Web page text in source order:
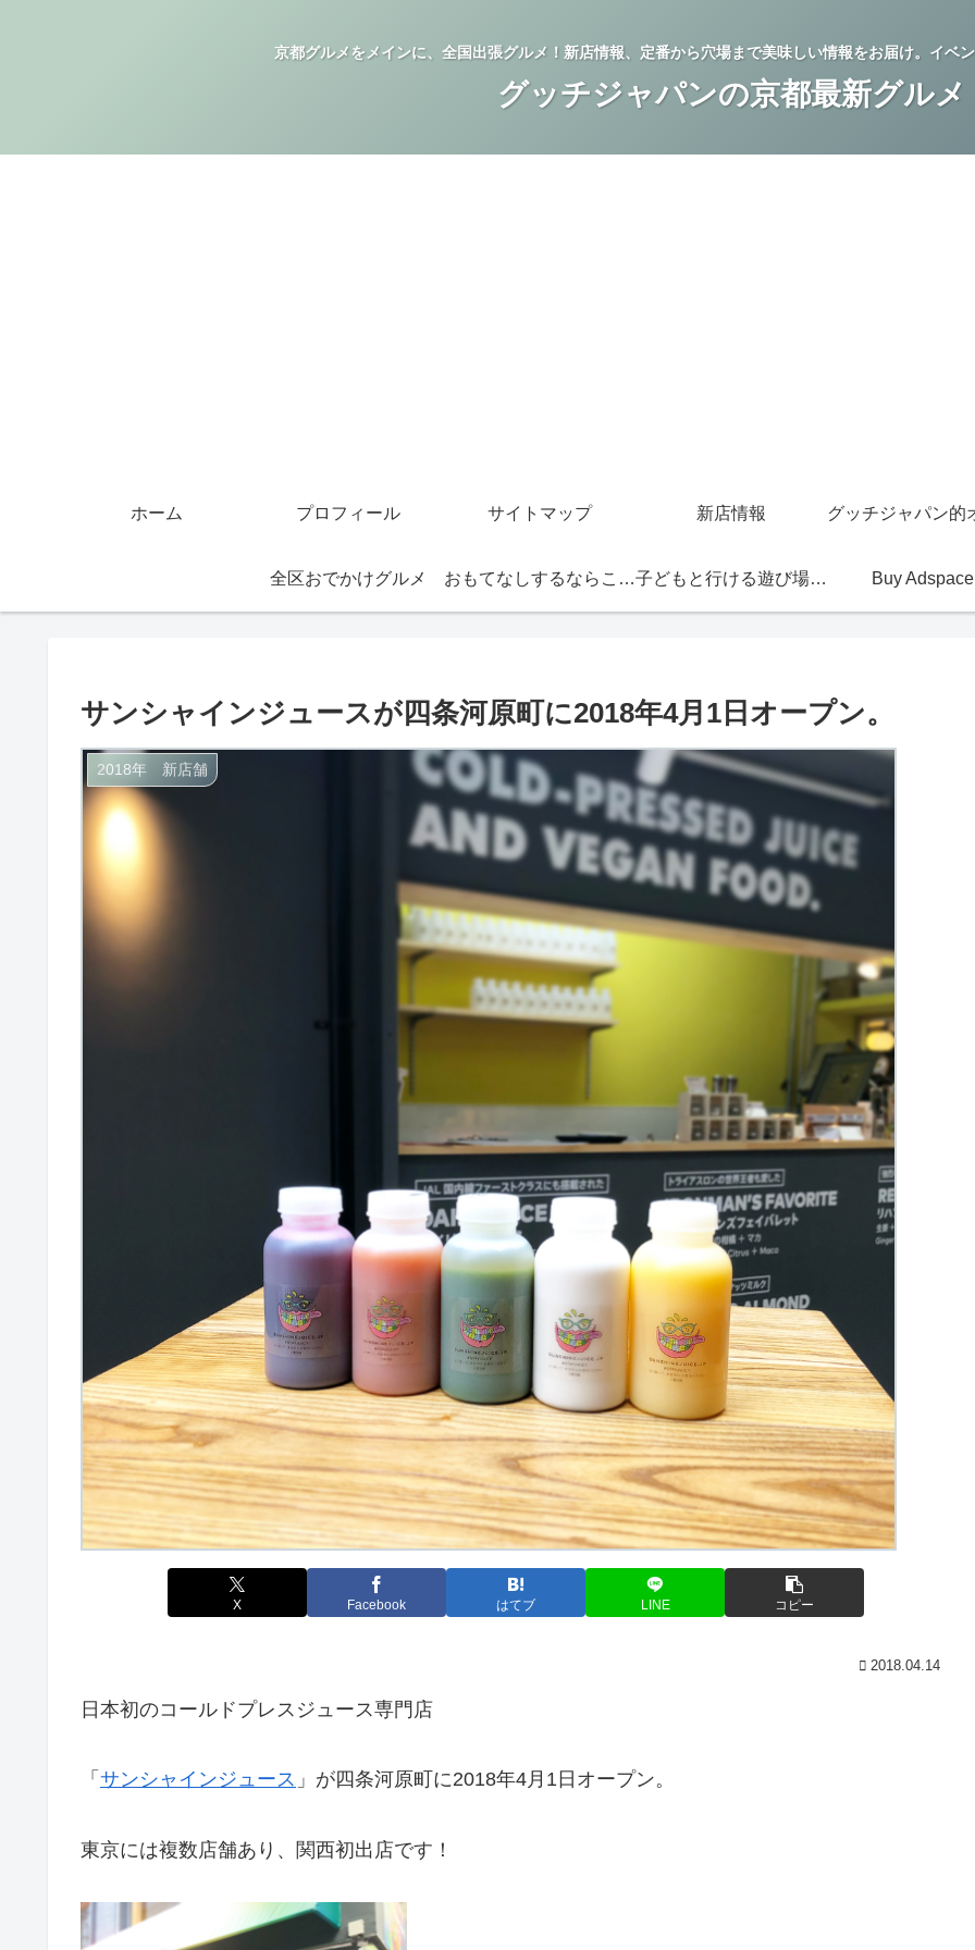
京都グルメをメインに、全国出張グルメ！新店情報、定番から穴場まで美味しい情報をお届け。イベ
グッチジャパンの京都最新グルメ
ホーム プロフィール サイトマップ 新店情報
全区おでかけグルメ おもてなしするならこの店 子どもと行ける遊び場・お店 Buy Adspace
サンシャインジュースが四条河原町に2018年4月1日オープン。
2018年 新店舗
X Facebook はてブ LINE コピー
2018.04.14
日本初のコールドプレスジュース専門店
「 サンシャインジュース 」が四条河原町に2018年4月1日オープン。
東京には複数店舗あり、関西初出店です！